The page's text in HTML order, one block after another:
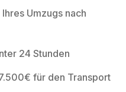
Umzugs nach
24 Stunden
für den Transport